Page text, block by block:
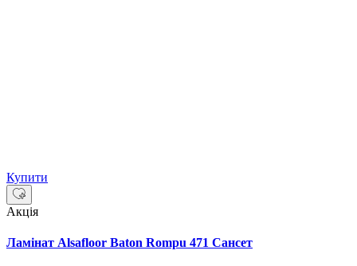
Купити
Акція
Ламінат Alsafloor Baton Rompu 471 Сансет